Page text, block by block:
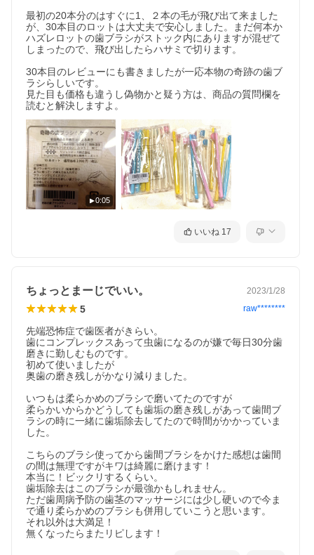
最初の20本分のはすぐに1、２本の毛が飛び出て来ました
が、30本目のロットは大丈夫で安心しました。まだ何本か
ハズレロットの歯ブラシがストック内にありますが混ぜて
しまったので、飛び出したらハサミで切ります。
30本目のレビューにも書きましたが一応本物の奇跡の歯ブ
ラシらしいです。
見た目も価格も違うし偽物かと疑う方は、商品の質問欄を
読むと解決しますよ。
0:05
いいね 17
ちょっとまーじでいい。 2023/1/28
5 raw********
先端恐怖症で歯医者がきらい。
歯にコンプレックスあって虫歯になるのが嫌で毎日30分歯
磨きに勤しむものです。
初めて使いましたが
奥歯の磨き残しがかなり減りました。
いつもは柔らかめのブラシで磨いてたのですが
柔らかいからかどうしても歯垢の磨き残しがあって歯間ブ
ラシの時に一緒に歯垢除去してたので時間がかかっていま
した。
こちらのブラシ使ってから歯間ブラシをかけた感想は歯間
の間は無理ですがキワは綺麗に磨けます！
本当に！ビックリするくらい。
歯垢除去はこのブラシが最強かもしれません。
ただ歯周病予防の歯茎のマッサージには少し硬いので今ま
で通り柔らかめのブラシも併用していこうと思います。
それ以外は大満足！
無くなったらまたリピします！